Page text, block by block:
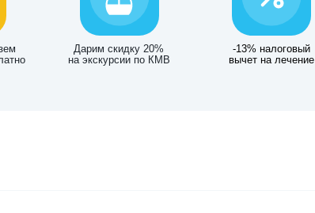
Дарим скидку 20%
на экскурсии по КМВ
-13% налоговый
вычет на лечение